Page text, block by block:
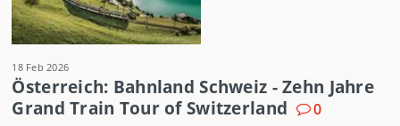
18 Feb 2026
Österreich: Bahnland Schweiz - Zehn Jahre
Grand Train Tour of Switzerland
0